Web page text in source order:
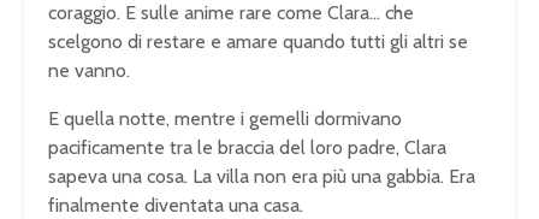
coraggio. E sulle anime rare come Clara… che
scelgono di restare e amare quando tutti gli altri se
ne vanno.
E quella notte, mentre i gemelli dormivano
pacificamente tra le braccia del loro padre, Clara
sapeva una cosa. La villa non era più una gabbia. Era
finalmente diventata una casa.